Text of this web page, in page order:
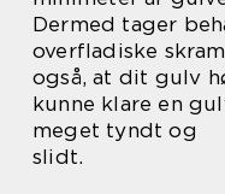
Dermed tager
overfladiske
også, at dit gulv
kunne klare en
meget tyndt og
slidt.